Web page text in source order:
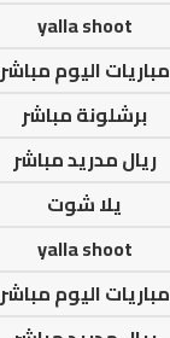
yalla shoot
مباريات اليوم مباشر
برشلونة مباشر
ريال مدريد مباشر
يلا شوت
yalla shoot
مباريات اليوم مباشر